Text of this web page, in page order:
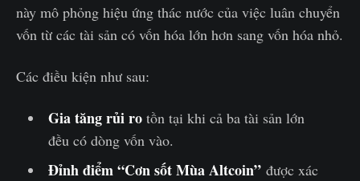
này mô phỏng hiệu ứng thác nước của việc luân chuyển
vốn từ các tài sản có vốn hóa lớn hơn sang vốn hóa nhỏ.
Các điều kiện như sau:
Gia tăng rủi rotồn tại khi cả ba tài sản lớn
đều có dòng vốn vào.
Đỉnh điểm “Cơn sốt Mùa Altcoin”được xác